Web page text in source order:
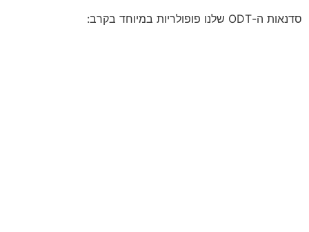
סדנאות ה-ODT שלנו פופולריות במיוחד בקרב: